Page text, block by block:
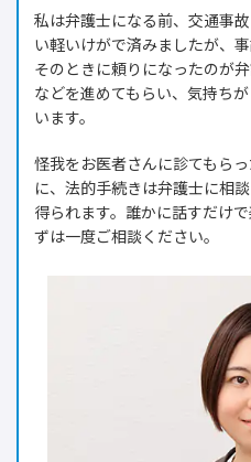
私は弁護士になる前、交通事
い軽いけがで済みましたが、
そのときに頼りになったのが
などを進めてもらい、気持ち
います。
怪我をお医者さんに診てもら
に、法的手続きは弁護士に相
得られます。誰かに話すだけ
ずは一度ご相談ください。